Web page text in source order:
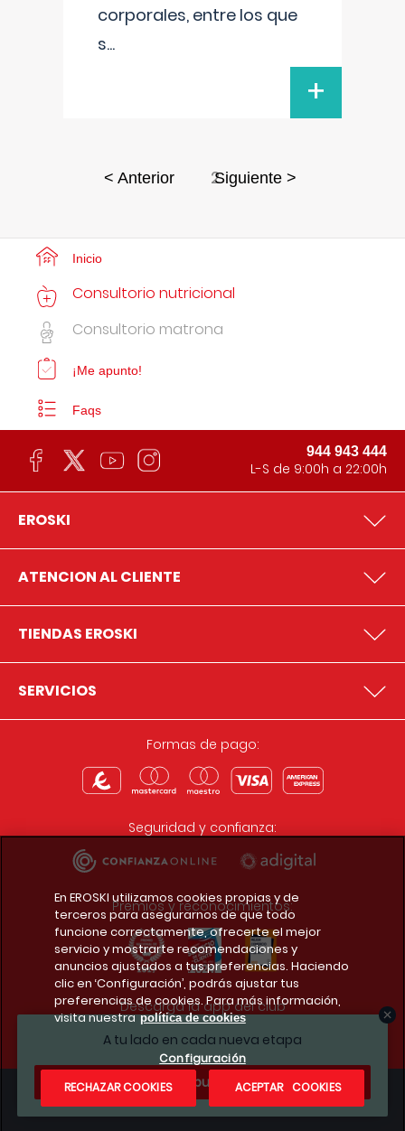
corporales, entre los que
s...
+
< Anterior 2Siguiente >
A tu lado en cada nueva etapa
¿Te apuntas?
Inicio
Consultorio nutricional
Consultorio matrona
¡Me apunto!
Faqs
944 943 444
L-S de 9:00h a 22:00h
EROSKI
ATENCION AL CLIENTE
TIENDAS EROSKI
SERVICIOS
Formas de pago:
Seguridad y confianza:
Premios y reconocimientos:
Descarga la app del club
Condiciones legales
En EROSKI utilizamos cookies propias y de
terceros para asegurarnos de que todo
funcione correctamente, ofrecerte el mejor
servicio y mostrarte recomendaciones y
anuncios ajustados a tus preferencias. Haciendo
clic en ‘Configuración’, podrás ajustar tus
preferencias de cookies. Para más información,
visita nuestra política de cookies
Configuración
RECHAZAR COOKIES
ACEPTAR COOKIES